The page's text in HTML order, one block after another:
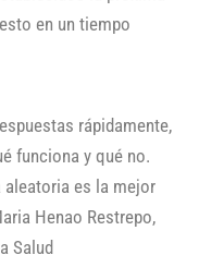
en un tiempo
rápidamente,
funciona y qué no.
aleatoria es la mejor
Henao Restrepo,
Salud